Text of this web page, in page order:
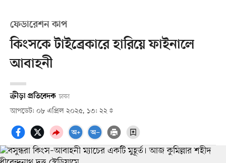
ফেডারেশন কাপ
কিংসকে টাইব্রেকারে হারিয়ে ফাইনালে
আবাহনী
ক্রীড়া প্রতিবেদক ঢাকা
আপডেট: ০৮ এপ্রিল ২০২৫, ১৩: ২২